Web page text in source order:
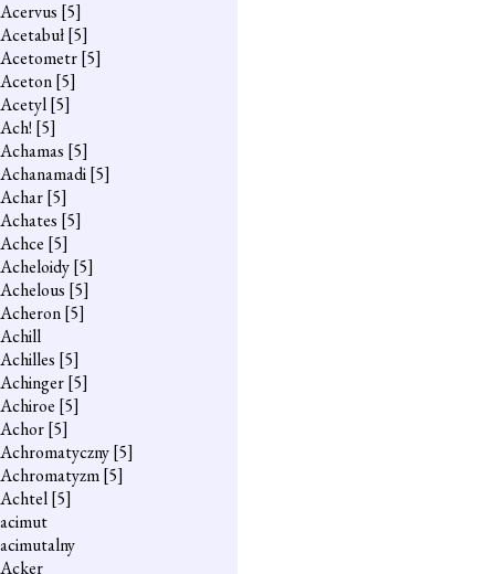
Acervus [5]
Acetabuł[5]
Acetometr[5]
Aceton[5]
Acetyl[5]
Ach! [5]
Achamas [5]
Achanamadi[5]
Achar[5]
Achates [5]
Achce [5]
Acheloidy[5]
Achelous [5]
Acheron[5]
Achill
Achilles [5]
Achinger[5]
Achiroe [5]
Achor[5]
Achromatyczny[5]
Achromatyzm[5]
Achtel[5]
acimut
acimutalny
Acker